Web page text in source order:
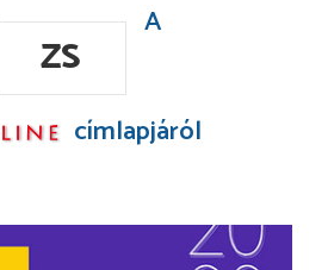
ZS
A
címlapjáról